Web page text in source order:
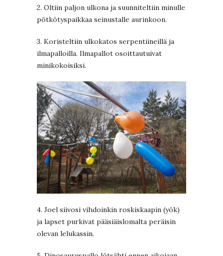
2. Oltiin paljon ulkona ja suunniteltiin minulle
pötkötyspaikkaa seinustalle aurinkoon.
3. Koristeltiin ulkokatos serpentiineillä ja
ilmapalloilla. Ilmapallot osoittautuivat
minikokoisiksi.
4. Joel siivosi vihdoinkin roskiskaapin (yök)
ja lapset purkivat pääsiäislomalta peräisin
olevan lelukassin.